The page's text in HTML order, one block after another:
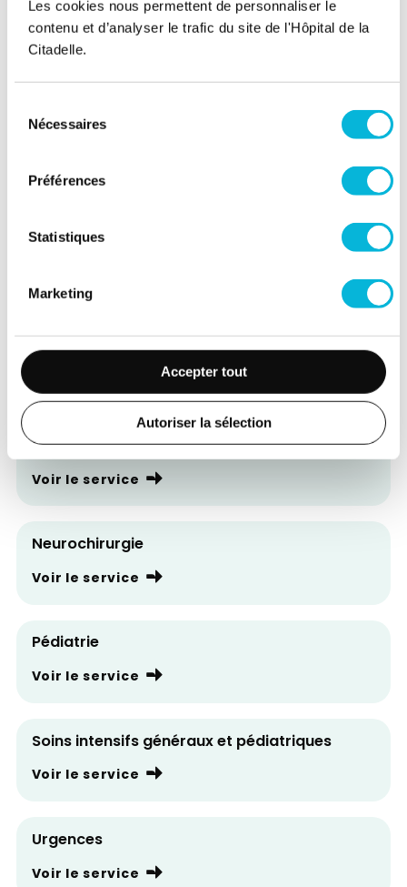
Les cookies nous permettent de personnaliser le
contenu et d’analyser le trafic du site de l'Hôpital de la
Citadelle.
Nécessaires
Préférences
Statistiques
Marketing
Accepter tout
Autoriser la sélection
Chirurgie abdominale, endocrinienne, de
l'obésité et du sein
Voir le service
Voir le service
Chirurgie orthopédique et traumatologique
Voir le service
Imagerie médicale
LaboCita - Biologie clinique
Voir le service
Neurochirurgie
Voir le service
Pédiatrie
Voir le service
Soins intensifs généraux et pédiatriques
Voir le service
Urgences
Voir le service